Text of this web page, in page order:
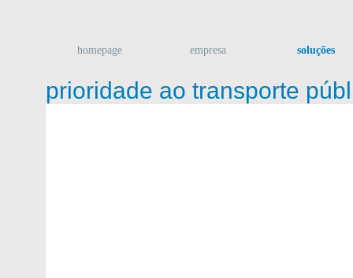
homepage empresa soluções
prioridade ao transporte